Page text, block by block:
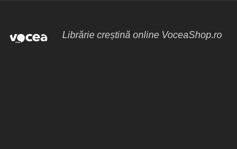
Librărie creștină online VoceaShop.ro